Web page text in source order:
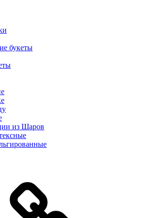
букеты
из Шаров